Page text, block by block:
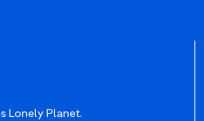
Lonely Planet.